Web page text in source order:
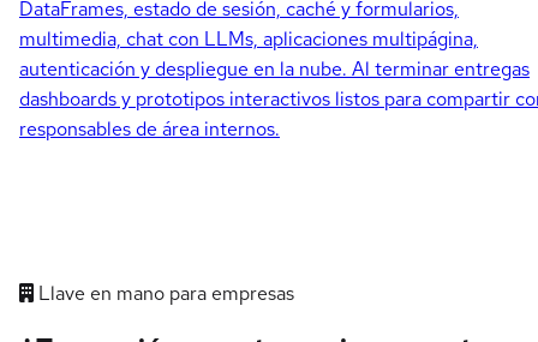
DataFrames, estado de sesión, caché y formularios,
multimedia, chat con LLMs, aplicaciones multipágina,
autenticación y despliegue en la nube. Al terminar entregas
dashboards y prototipos interactivos listos para compartir
responsables de área internos.
Llave en mano para empresas